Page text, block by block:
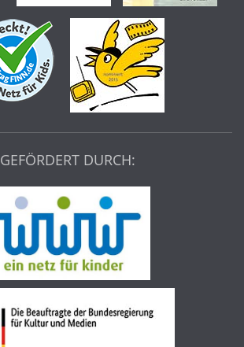
GEFÖRDERT DURCH: